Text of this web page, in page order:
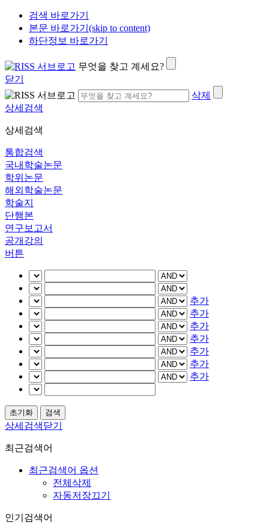
검색 바로가기
본문 바로가기(skip to content)
하단정보 바로가기
무엇을 찾고 계세요?
닫기
삭제
상세검색
상세검색
통합검색
국내학술논문
학위논문
해외학술논문
학술지
단행본
연구보고서
공개강의
버튼
추가
추가
추가
추가
추가
추가
추가
상세검색닫기
최근검색어
최근검색어 옵션
전체삭제
자동저장끄기
인기검색어